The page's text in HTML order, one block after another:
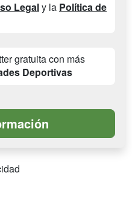
Legaly la Política de
gratuita con más
Deportivas